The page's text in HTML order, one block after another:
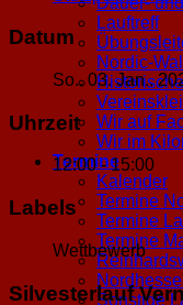
Lauftreff
Nordic-
Wir auf
Wir im
Termine
Kalender
Termine
Termine
Termine
Sonstige
Datum
So.. 03. Jan..
Uhrzeit
12:00 - 15:00
Labels
Wettbewerb
Silvesterlauf